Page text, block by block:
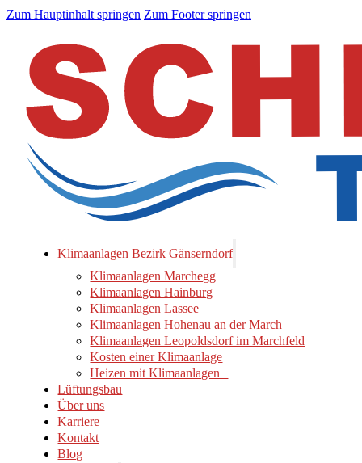
Zum Hauptinhalt springen Zum Footer springen
Klimaanlagen Bezirk Gänserndorf
Klimaanlagen Marchegg
Klimaanlagen Hainburg
Klimaanlagen Lassee
Klimaanlagen Hohenau an der March
Klimaanlagen Leopoldsdorf im Marchfeld
Kosten einer Klimaanlage
Heizen mit Klimaanlagen
Lüftungsbau
Über uns
Karriere
Kontakt
Blog